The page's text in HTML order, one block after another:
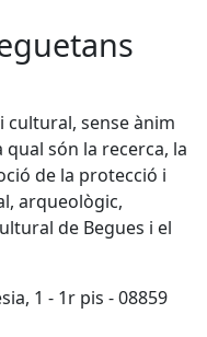
cultural, sense ànim
són la recerca, la
de la protecció i
arqueològic,
de Begues i el
1 - 1r pis - 08859